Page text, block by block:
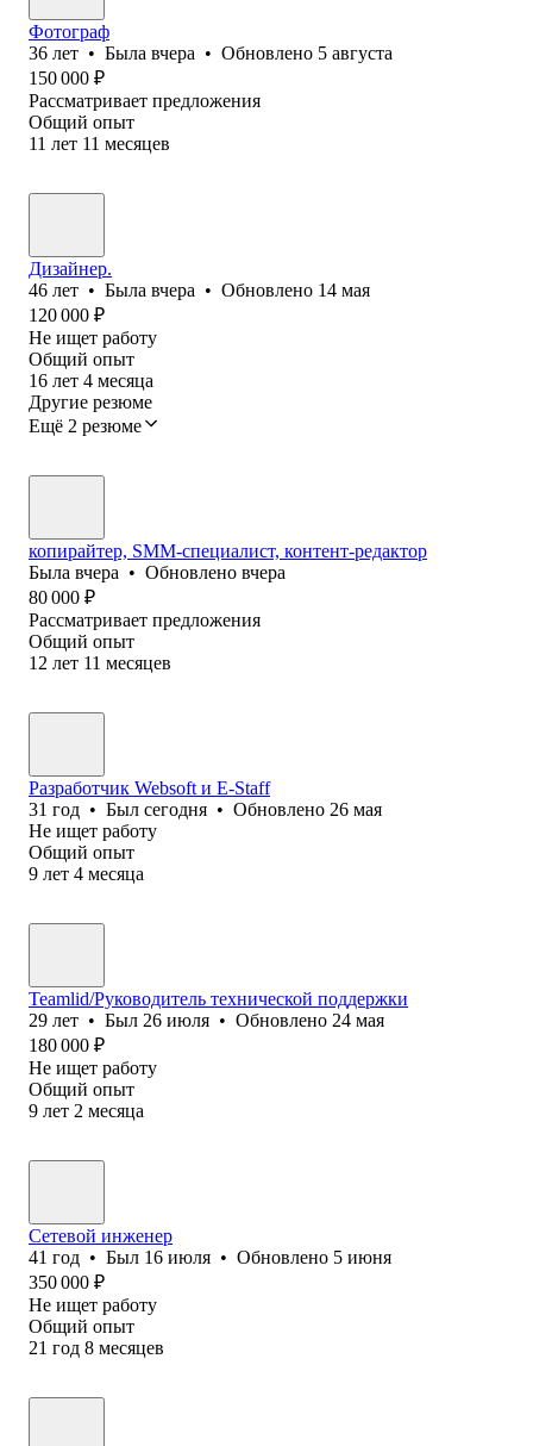
Фотограф
36 лет • Была вчера • Обновлено 5 августа
150 000 ₽
Рассматривает предложения
Общий опыт
11 лет 11 месяцев
Дизайнер.
46 лет • Была вчера • Обновлено 14 мая
120 000 ₽
Не ищет работу
Общий опыт
16 лет 4 месяца
Другие резюме
Ещё 2 резюме
копирайтер, SMM-специалист, контент-редактор
Была вчера • Обновлено вчера
80 000 ₽
Рассматривает предложения
Общий опыт
12 лет 11 месяцев
Разработчик Websoft и E-Staff
31 год • Был сегодня • Обновлено 26 мая
Не ищет работу
Общий опыт
9 лет 4 месяца
Teamlid/Руководитель технической поддержки
29 лет • Был 26 июля • Обновлено 24 мая
180 000 ₽
Не ищет работу
Общий опыт
9 лет 2 месяца
Сетевой инженер
41 год • Был 16 июля • Обновлено 5 июня
350 000 ₽
Не ищет работу
Общий опыт
21 год 8 месяцев